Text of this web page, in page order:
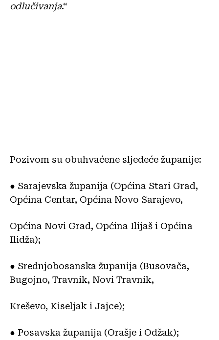
odlučivanja.“
Pozivom su obuhvaćene sljedeće županije:
● Sarajevska županija (Općina Stari Grad,
Općina Centar, Općina Novo Sarajevo,
Općina Novi Grad, Općina Ilijaš i Općina
Ilidža);
● Srednjobosanska županija (Busovača,
Bugojno, Travnik, Novi Travnik,
Kreševo, Kiseljak i Jajce);
● Posavska županija (Orašje i Odžak);